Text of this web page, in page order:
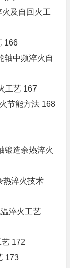
及自回火工
166
轴中频淬火自
工艺 167
节能方法 168
锻造余热淬火
热淬火技术
淬火工艺
172
173